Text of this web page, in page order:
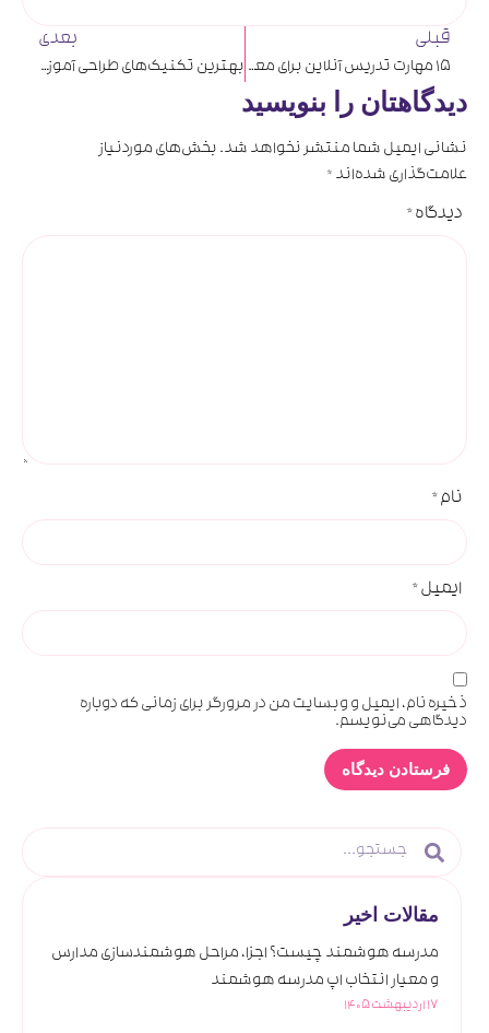
قبلی
15 مهارت تدریس آنلاین برای معلمان امروزی
بعدی
بهترین تکنیک‌های طراحی آموزشی آنلاین
دیدگاهتان را بنویسید
نشانی ایمیل شما منتشر نخواهد شد.بخش‌های موردنیاز
علامت‌گذاری شده‌اند*
دیدگاه*
نام*
ایمیل*
ذخیره نام، ایمیل و وبسایت من در مرورگر برای زمانی که دوباره
دیدگاهی می‌نویسم.
مقالات اخیر
مدرسه هوشمند چیست؟ اجزا، مراحل هوشمندسازی مدارس
و معیار انتخاب اپ مدرسه هوشمند
17 اردیبهشت 1405